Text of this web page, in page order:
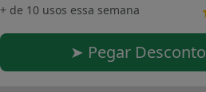
+ de 10 usos essa semana
➤ Pegar Desconto